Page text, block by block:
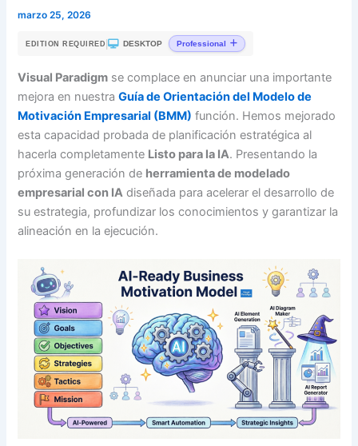
marzo 25, 2026
EDITION REQUIRED | DESKTOP Professional
Visual Paradigm se complace en anunciar una importante
mejora en nuestraGuía de Orientación del Modelo de
Motivación Empresarial (BMM) función. Hemos mejorado
esta capacidad probada de planificación estratégica al
hacerla completamente Listo para la IA. Presentando la
próxima generación de herramienta de modelado
empresarial con IA diseñada para acelerar el desarrollo de
su estrategia, profundizar los conocimientos y garantizar la
alineación en la ejecución.